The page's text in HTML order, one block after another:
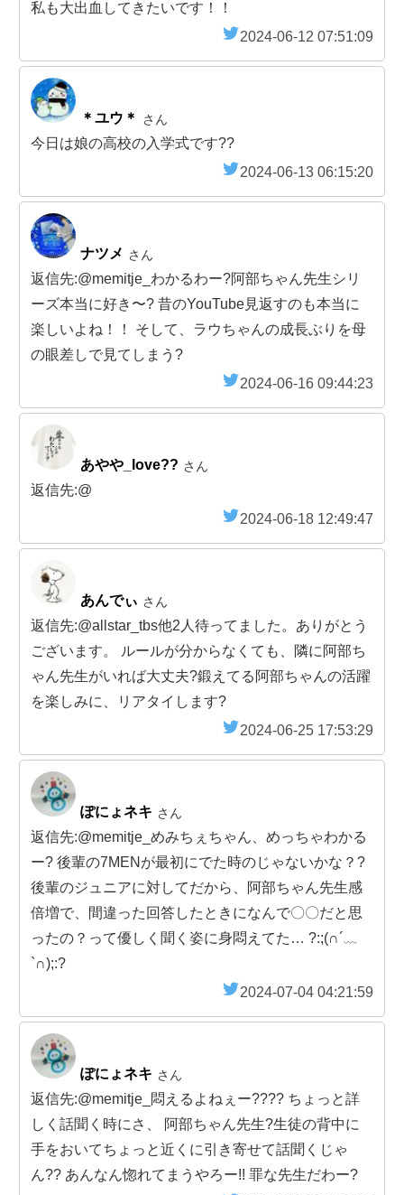
私も大出血してきたいです！！
2024-06-12 07:51:09
＊ユウ＊ さん
今日は娘の高校の入学式です??
2024-06-13 06:15:20
ナツメ さん
返信先:@memitje_わかるわー?阿部ちゃん先生シリ
ーズ本当に好き〜? 昔のYouTube見返すのも本当に
楽しいよね！！ そして、ラウちゃんの成長ぶりを母
の眼差しで見てしまう?
2024-06-16 09:44:23
あやや_love?? さん
返信先:@
2024-06-18 12:49:47
あんでぃ さん
返信先:@allstar_tbs他2人待ってました。ありがとう
ございます。 ルールが分からなくても、隣に阿部ち
ゃん先生がいれば大丈夫?鍛えてる阿部ちゃんの活躍
を楽しみに、リアタイします?
2024-06-25 17:53:29
ぽにょネキ さん
返信先:@memitje_めみちぇちゃん、めっちゃわかる
ー? 後輩の7MENが最初にでた時のじゃないかな？?
後輩のジュニアに対してだから、阿部ちゃん先生感
倍増で、間違った回答したときになんで〇〇だと思
ったの？って優しく聞く姿に身悶えてた… ?:;(∩´﹏
`∩);:?
2024-07-04 04:21:59
ぽにょネキ さん
返信先:@memitje_悶えるよねぇー︎?︎??? ちょっと詳
しく話聞く時にさ、 阿部ちゃん先生?生徒の背中に
手をおいてちょっと近くに引き寄せて話聞くじゃ
ん?? あんなん惚れてまうやろー!! 罪な先生だわー?